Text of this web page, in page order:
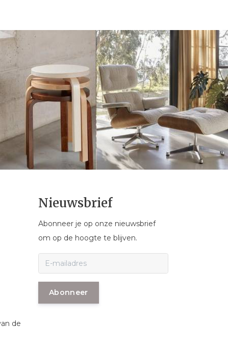
de
Nieuwsbrief
Abonneer je op onze nieuwsbrief
om op de hoogte te blijven.
Abonneer